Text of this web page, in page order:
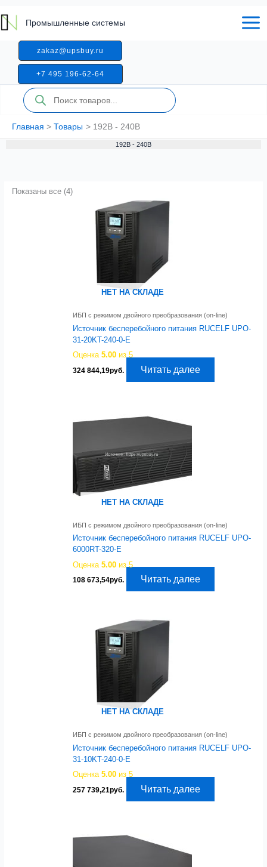
к
содержимому
Промышленные системы
zakaz@upsbuy.ru
+7 495 196-62-64
Поиск
товаров
Главная Товары 192В - 240В
192В - 240В
Показаны все (4)
НЕТ НА СКЛАДЕ
ИБП с режимом двойного преобразования (on-line)
Источник бесперебойного питания RUCELF UPO-
31-20KT-240-0-E
Оценка5.00 из 5
324 844,19руб. Читать далее
НЕТ НА СКЛАДЕ
ИБП с режимом двойного преобразования (on-line)
Источник бесперебойного питания RUCELF UPO-
6000RT-320-E
Оценка5.00 из 5
108 673,54руб. Читать далее
НЕТ НА СКЛАДЕ
ИБП с режимом двойного преобразования (on-line)
Источник бесперебойного питания RUCELF UPO-
31-10KT-240-0-E
Оценка5.00 из 5
257 739,21руб. Читать далее